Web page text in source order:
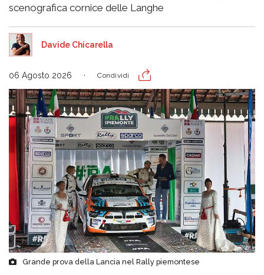
scenografica cornice delle Langhe
Davide Chicarella
06 Agosto 2026 Condividi
Grande prova della Lancia nel Rally piemontese